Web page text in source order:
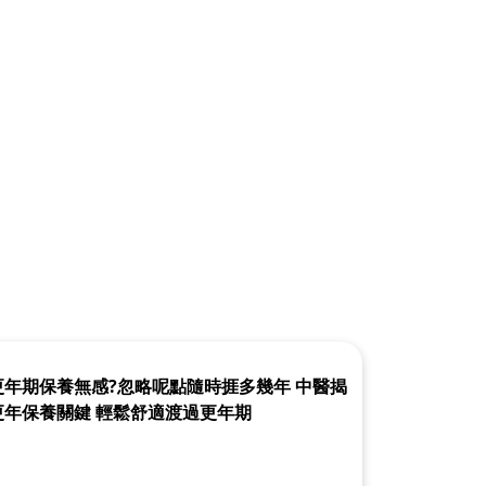
年期保養無感?忽略呢點隨時捱多幾年 中醫揭
年保養關鍵 輕鬆舒適渡過更年期